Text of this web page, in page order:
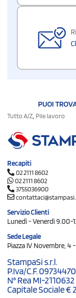
PUOI
Tutto A/Z Pile lavoro
Recapiti
02 2111 8602
02 2111 8602
3755036900
Servizio Clienti
Lunedì - Venerdì 9.00-
Sede Legale
Piazza IV Novembre, 4
StampaSi s.r.l.
P.Iva/C.F.
N° Rea MI-2110632
Capitale Sociale €